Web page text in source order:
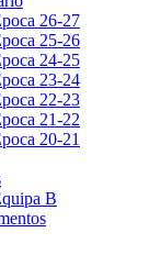
26-27
25-26
24-25
23-24
22-23
21-22
20-21
B